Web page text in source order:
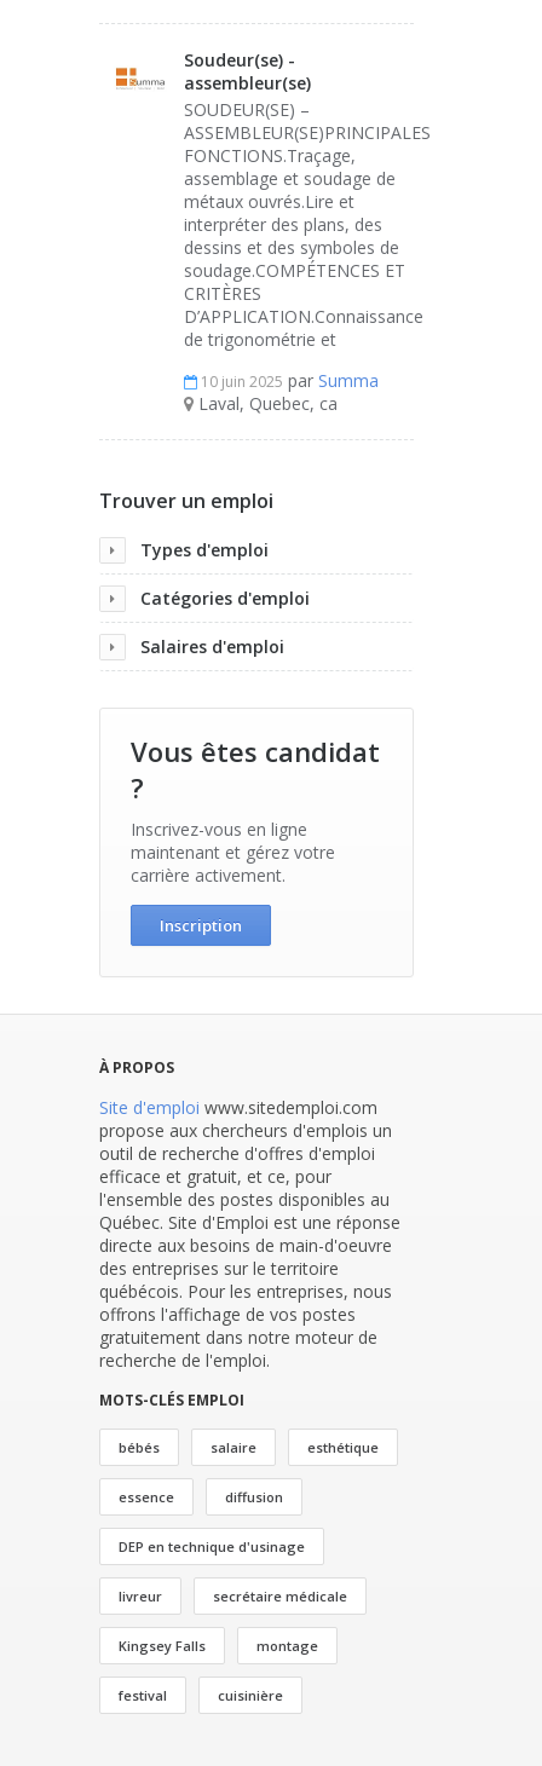
Soudeur(se) -
assembleur(se)
SOUDEUR(SE) –
ASSEMBLEUR(SE)PRINCIPALES
FONCTIONS.Traçage,
assemblage et soudage de
métaux ouvrés.Lire et
interpréter des plans, des
dessins et des symboles de
soudage.COMPÉTENCES ET
CRITÈRES
D’APPLICATION.Connaissance
de trigonométrie et
10 juin 2025 par Summa
Laval, Quebec, ca
Trouver un emploi
Types d'emploi
Catégories d'emploi
Salaires d'emploi
Vous êtes candidat
?
Inscrivez-vous en ligne
maintenant et gérez votre
carrière activement.
Inscription
À PROPOS
Site d'emploi www.sitedemploi.com
propose aux chercheurs d'emplois un
outil de recherche d'offres d'emploi
efficace et gratuit, et ce, pour
l'ensemble des postes disponibles au
Québec. Site d'Emploi est une réponse
directe aux besoins de main-d'oeuvre
des entreprises sur le territoire
québécois. Pour les entreprises, nous
offrons l'affichage de vos postes
gratuitement dans notre moteur de
recherche de l'emploi.
MOTS-CLÉS EMPLOI
bébés salaire esthétique
essence diffusion
DEP en technique d'usinage
livreur secrétaire médicale
Kingsey Falls montage
festival cuisinière